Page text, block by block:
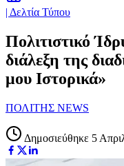
| Δελτία Τύπου
Πολιτιστικό
διάλεξη της
μου Ιστορικά»
ΠΟΛΙΤΗΣ NEWS
Δημοσιεύθηκε 5